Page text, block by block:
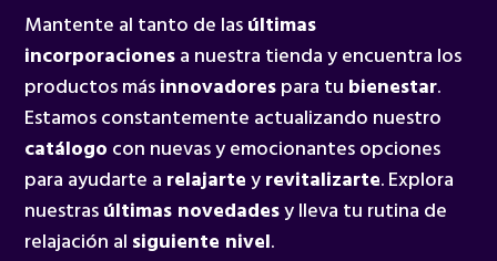
Mantente al tanto de lasúltimas
incorporacionesa nuestra tienda y encuentra los
productos másinnovadorespara tu bienestar.
Estamos constantemente actualizando nuestro
catálogo con nuevas y emocionantes opciones
para ayudarte a relajarteyrevitalizarte. Explora
nuestrasúltimas novedadesy lleva tu rutina de
relajación al siguiente nivel.